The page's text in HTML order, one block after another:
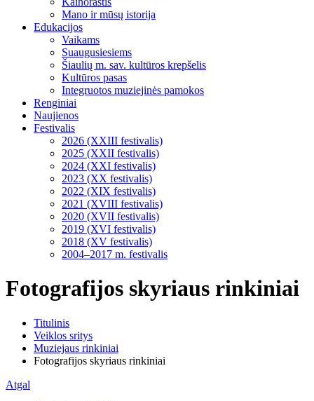
Mano ir mūsų istorija
Edukacijos
Vaikams
Suaugusiesiems
Šiaulių m. sav. kultūros krepšelis
Kultūros pasas
Integruotos muziejinės pamokos
Renginiai
Naujienos
Festivalis
2026 (XXIII festivalis)
2025 (XXII festivalis)
2024 (XXI festivalis)
2023 (XX festivalis)
2022 (XIX festivalis)
2021 (XVIII festivalis)
2020 (XVII festivalis)
2019 (XVI festivalis)
2018 (XV festivalis)
2004–2017 m. festivalis
Fotografijos skyriaus rinkiniai
Titulinis
Veiklos sritys
Muziejaus rinkiniai
Fotografijos skyriaus rinkiniai
Atgal